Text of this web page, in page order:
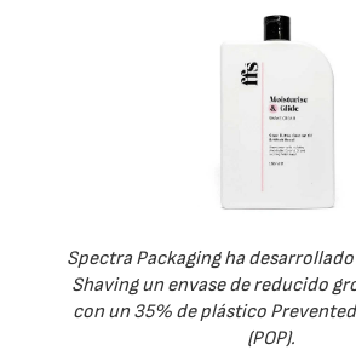
Spectra Packaging ha desarrollado
Shaving un envase de reducido
con un 35% de plástico
(POP).